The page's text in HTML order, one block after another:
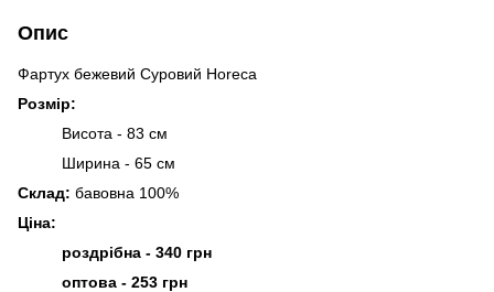
Опис
Фартух бежевий Суровий Horeca
Розмір:
Висота - 83 см
Ширина - 65 см
Склад: бавовна 100%
Ціна:
роздрібна - 340 грн
оптова - 253 грн